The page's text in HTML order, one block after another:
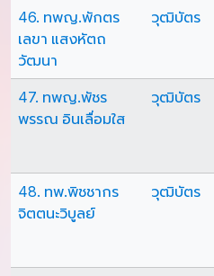
46. ทพญ.พักตร
เลขา แสงหัตถ
วัฒนา
วุฒิบัตร
47. ทพญ.พัชร
พรรณ อินเลื่อมใส
วุฒิบัตร
48. ทพ.พิชชากร
จิตตนะวิบูลย์
วุฒิบัตร